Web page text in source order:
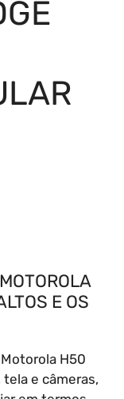
E OS
H50
e câmeras,